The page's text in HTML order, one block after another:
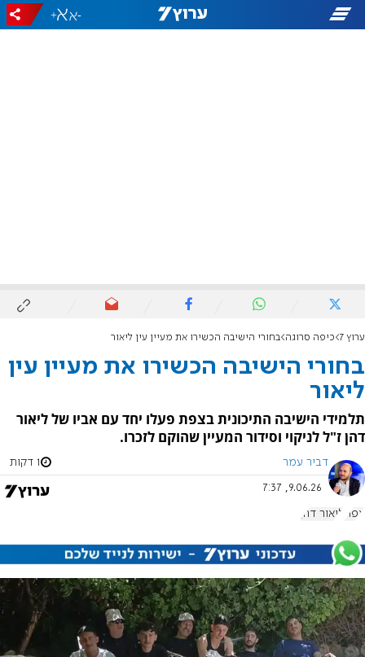
-
+
ערוץ 7 כיפה סרוגה בחורי הישיבה הכשירו את מעיין עין ליאור
בחורי הישיבה הכשירו את מעיין עין
ליאור
תלמידי הישיבה התיכונית בצפת פעלו יחד עם אביו של ליאור
דהן ז"ל לניקוי וסידור המעיין שהוקם לזכרו.
דביר עמר 1 דקות
9.06.26, 7:37
צפת ליאור דהן